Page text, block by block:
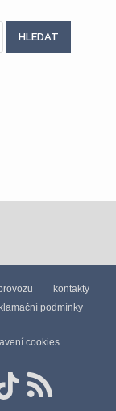
kontakty
podmínky
cookies